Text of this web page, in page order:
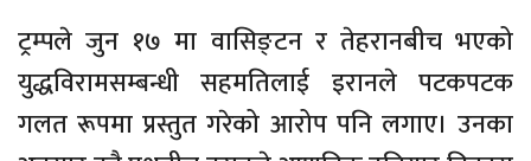
ट्रम्पले जुन १७ मा वासिङ्टन र तेहरानबीच भएको
युद्धविरामसम्बन्धी सहमतिलाई इरानले पटकपटक
गलत रूपमा प्रस्तुत गरेको आरोप पनि लगाए। उनका